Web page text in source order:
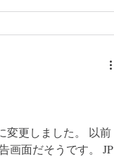
変更しました。 以前
画面だそうです。 JP